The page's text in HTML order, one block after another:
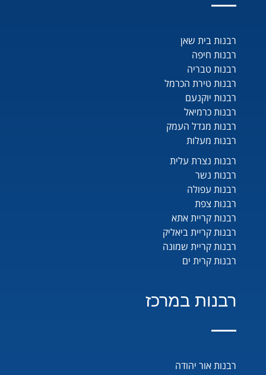
רבנות בית שאן
רבנות חיפה
רבנות טבריה
רבנות טירת הכרמל
רבנות יוקנעם
רבנות כרמיאל
רבנות מגדל העמק
רבנות מעלות
רבנות נצרת עלית
רבנות נשר
רבנות עפולה
רבנות צפת
רבנות קריית אתא
רבנות קריית ביאליק
רבנות קריית שמונה
רבנות קרית ים
רבנות במרכז
רבנות אור יהודה